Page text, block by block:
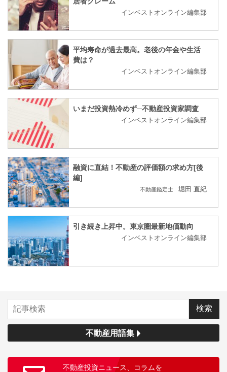
インベストオンライン編集部
平均寿命が過去最高。老後の年金や生活
費は？
インベストオンライン編集部
いまだ投資熱冷めず─不動産投資家調査
インベストオンライン編集部
融資に直結！不動産の評価額の求め方[後
編]
不動産鑑定士 堀田 直紀
引き続き上昇中。東京圏最新地価動向
インベストオンライン編集部
不動産用語集
不動産投資ニュース、コラムを